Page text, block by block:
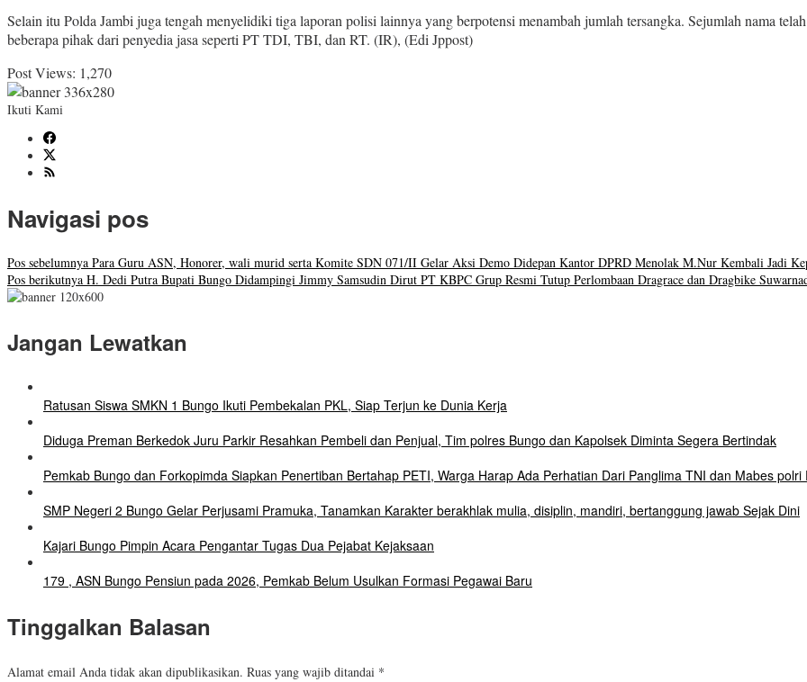
Selain itu Polda Jambi juga tengah menyelidiki tiga laporan polisi lainnya yang berpotensi menambah jumlah tersangka. Sejumlah nama
beberapa pihak dari penyedia jasa seperti PT TDI, TBI, dan RT. (IR), (Edi Jppost)
Post Views: 1,270
Ikuti Kami
Navigasi pos
Pos sebelumnya Para Guru ASN, Honorer, wali murid serta Komite SDN 071/II Gelar Aksi Demo Didepan Kantor DPRD Menolak M.Nur Kembali Jadi
Pos berikutnya H. Dedi Putra Bupati Bungo Didampingi Jimmy Samsudin Dirut PT KBPC Grup Resmi Tutup Perlombaan Dragrace dan Dragbike
Jangan Lewatkan
Ratusan Siswa SMKN 1 Bungo Ikuti Pembekalan PKL, Siap Terjun ke Dunia Kerja
Diduga Preman Berkedok Juru Parkir Resahkan Pembeli dan Penjual, Tim polres Bungo dan Kapolsek Diminta Segera Bertindak
Pemkab Bungo dan Forkopimda Siapkan Penertiban Bertahap PETI, Warga Harap Ada Perhatian Dari Panglima TNI dan Mabes polri
SMP Negeri 2 Bungo Gelar Perjusami Pramuka, Tanamkan Karakter berakhlak mulia, disiplin, mandiri, bertanggung jawab Sejak Dini
Kajari Bungo Pimpin Acara Pengantar Tugas Dua Pejabat Kejaksaan
179 , ASN Bungo Pensiun pada 2026, Pemkab Belum Usulkan Formasi Pegawai Baru
Tinggalkan Balasan
Alamat email Anda tidak akan dipublikasikan. Ruas yang wajib ditandai *